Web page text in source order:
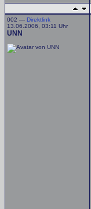
002 — Direktlink
13.06.2006, 03:11 Uhr
UNN